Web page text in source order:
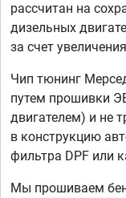
рассчитан на
дизельных
за счет
Чип тюнинг
путем прошивки
двигателем) и не
в конструкцию
фильтра DPF или
Мы прошиваем